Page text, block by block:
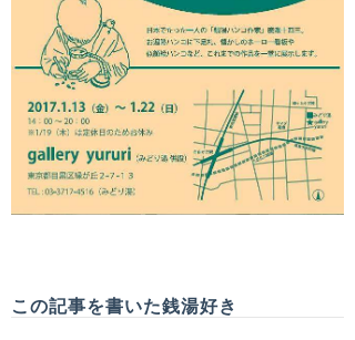
この記事を書いた銭湯好き